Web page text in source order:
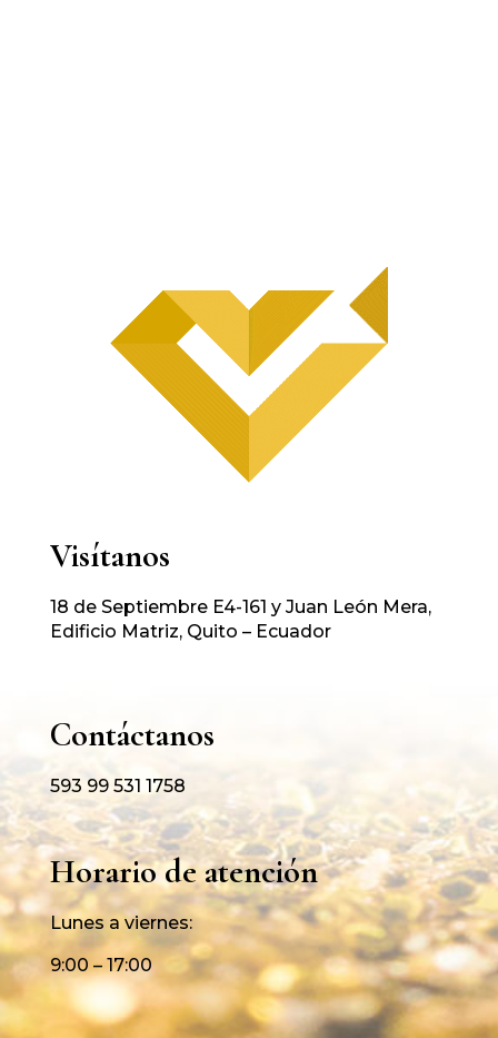
Visítanos
18 de Septiembre E4-161 y Juan León Mera,
Edificio Matriz, Quito – Ecuador
Contáctanos
593 99 531 1758
Horario de atención
Lunes a viernes:
9:00 – 17:00